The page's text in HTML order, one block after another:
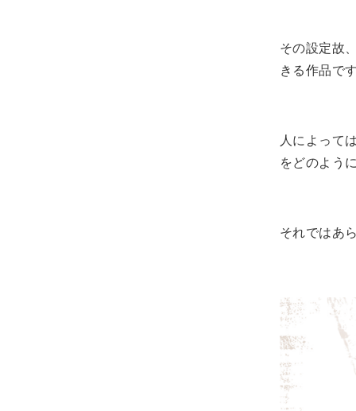
その設定故
きる作品で
人によって
をどのよう
それではあ